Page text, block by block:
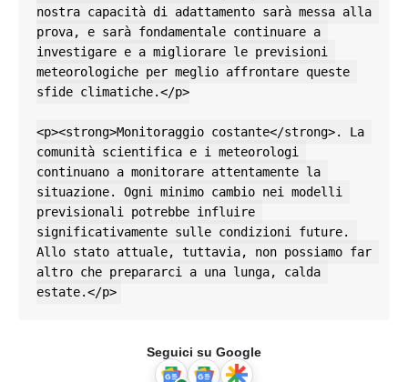
nostra capacità di adattamento sarà messa alla
prova, e sarà fondamentale continuare a
investigare e a migliorare le previsioni
meteorologiche per meglio affrontare queste
sfide climatiche.</p>
<p><strong>Monitoraggio costante</strong>. La
comunità scientifica e i meteorologi
continuano a monitorare attentamente la
situazione. Ogni minimo cambio nei modelli
previsionali potrebbe influire
significativamente sulle condizioni future.
Allo stato attuale, tuttavia, non possiamo far
altro che prepararci a una lunga, calda
estate.</p>
Seguici su Google